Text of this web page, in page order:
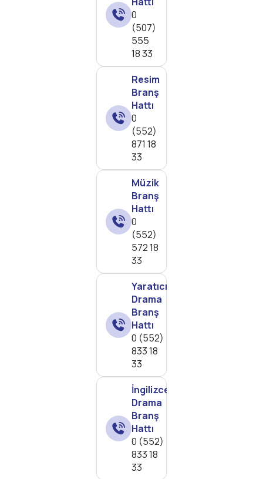
0
(507)
555
18 33
Resim
Branş
Hattı
0
(552)
871 18
33
Müzik
Branş
Hattı
0
(552)
572 18
33
Yaratıcı
Drama
Branş
Hattı
0 (552)
833 18
33
İngilizce
Drama
Branş
Hattı
0 (552)
833 18
33